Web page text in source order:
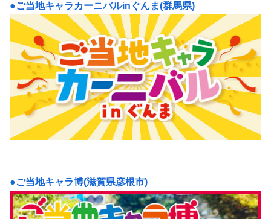
●ご当地キャラカーニバルinぐんま(群馬県)
●ご当地キャラ博(滋賀県彦根市)